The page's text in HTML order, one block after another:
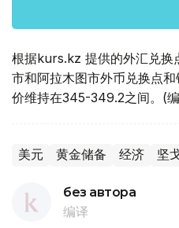
根据kurs.kz 提供的外汇兑换
市和阿拉木图市外币兑换点
价维持在345-349.2之间。(
美元 黄金储备 经济 坚
без автора
编译